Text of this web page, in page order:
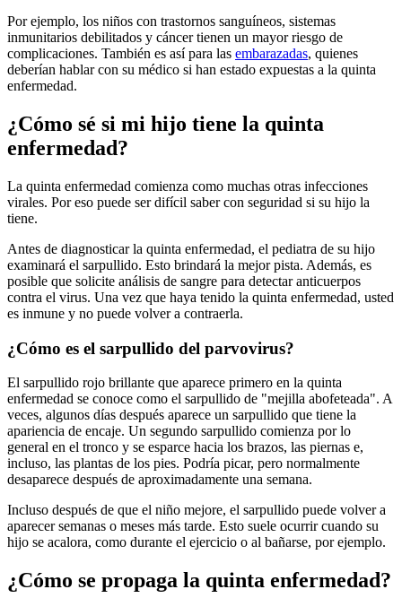
Por ejemplo, los niños con trastornos sanguíneos, sistemas
inmunitarios debilitados y cáncer tienen un mayor riesgo de
complicaciones. También es así para las embarazadas, quienes
deberían hablar con su médico si han estado expuestas a la quinta
enfermedad.
¿Cómo sé si mi hijo tiene la quinta
enfermedad?
La quinta enfermedad comienza como muchas otras infecciones
virales. Por eso puede ser difícil saber con seguridad si su hijo la
tiene.
Antes de diagnosticar la quinta enfermedad, el pediatra de su hijo
examinará el sarpullido. Esto brindará la mejor pista. Además, es
posible que solicite análisis de sangre para detectar anticuerpos
contra el virus. Una vez que haya tenido la quinta enfermedad, usted
es inmune y no puede volver a contraerla.
¿Cómo es el sarpullido del parvovirus?
El sarpullido rojo brillante que aparece primero en la quinta
enfermedad se conoce como el sarpullido de "mejilla abofeteada". A
veces, algunos días después aparece un sarpullido que tiene la
apariencia de encaje. Un segundo sarpullido comienza por lo
general en el tronco y se esparce hacia los brazos, las piernas e,
incluso, las plantas de los pies. Podría picar, pero normalmente
desaparece después de aproximadamente una semana.
Incluso después de que el niño mejore, el sarpullido puede volver a
aparecer semanas o meses más tarde. Esto suele ocurrir cuando su
hijo se acalora, como durante el ejercicio o al bañarse, por ejemplo.
¿Cómo se propaga la quinta enfermedad?